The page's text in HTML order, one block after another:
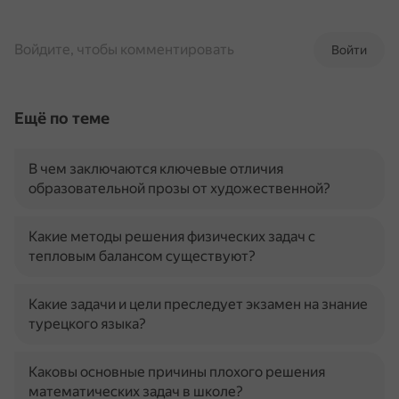
Войти
Войдите, чтобы комментировать
Ещё по теме
В чем заключаются ключевые отличия
образовательной прозы от художественной?
Какие методы решения физических задач с
тепловым балансом существуют?
Какие задачи и цели преследует экзамен на знание
турецкого языка?
Каковы основные причины плохого решения
математических задач в школе?